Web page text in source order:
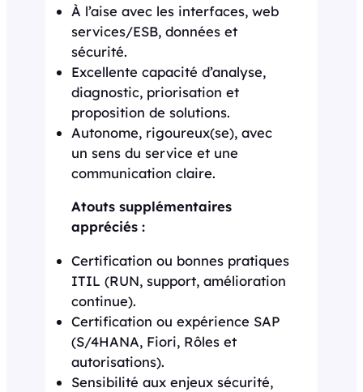
À l’aise avec les interfaces, web
services/ESB, données et
sécurité.
Excellente capacité d’analyse,
diagnostic, priorisation et
proposition de solutions.
Autonome, rigoureux(se), avec
un sens du service et une
communication claire.
Atouts supplémentaires
appréciés :
Certification ou bonnes pratiques
ITIL (RUN, support, amélioration
continue).
Certification ou expérience SAP
(S/4HANA, Fiori, Rôles et
autorisations).
Sensibilité aux enjeux sécurité,